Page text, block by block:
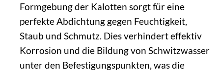
Formgebung der Kalotten sorgt für eine
perfekte Abdichtung gegen Feuchtigkeit,
Staub und Schmutz. Dies verhindert effektiv
Korrosion und die Bildung von Schwitzwasser
unter den Befestigungspunkten, was die